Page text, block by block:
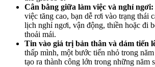
Cân bằng giữa làm việc và nghỉ ngơi:
việc tăng cao, bạn dễ rơi vào trạng thái
lịch nghỉ ngơi, vận động, thiền hoặc đi
thoải mái.
Tin vào giá trị bản thân và dám tiến
thấp mình, một bước tiến nhỏ trong
tạo ra thành công lớn trong những năm